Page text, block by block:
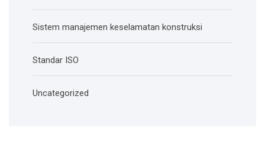
Sistem manajemen keselamatan konstruksi
Standar ISO
Uncategorized